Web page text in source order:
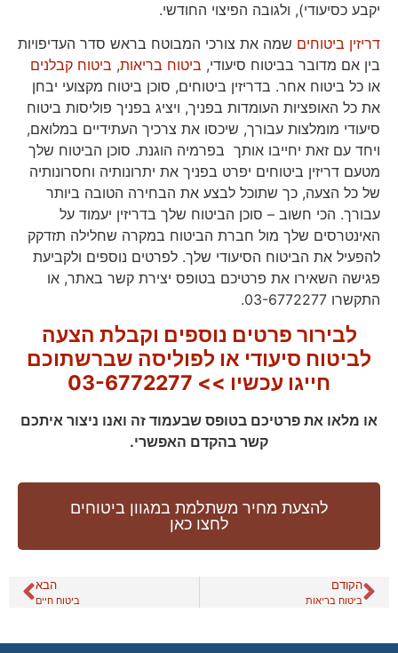
יקבע כסיעודי), ולגובה הפיצוי החודשי.
דריזין ביטוחים שמה את צורכי המבוטח בראש סדר העדיפויות
בין אם מדובר בביטוח סיעודי, ביטוח בריאות, ביטוח קבלנים
או כל ביטוח אחר. בדריזין ביטוחים, סוכן ביטוח מקצועי יבחן
את כל האופציות העומדות בפניך, ויציג בפניך פוליסות ביטוח
סיעודי מומלצות עבורך, שיכסו את צרכיך העתידיים במלואם,
ויחד עם זאת יחייבו אותך בפרמיה הוגנת. סוכן הביטוח שלך
מטעם דריזין ביטוחים יפרט בפניך את יתרונותיה וחסרונותיה
של כל הצעה, כך שתוכל לבצע את הבחירה הטובה ביותר
עבורך. הכי חשוב – סוכן הביטוח שלך בדריזין יעמוד על
האינטרסים שלך מול חברת הביטוח במקרה שחלילה תזדקק
להפעיל את הביטוח הסיעודי שלך. לפרטים נוספים ולקביעת
פגישה השאירו את פרטיכם בטופס יצירת קשר באתר, או
התקשרו 03-6772277.
לבירור פרטים נוספים וקבלת הצעה
לביטוח סיעודי או לפוליסה שברשתוכם
חייגו עכשיו >> 03-6772277
או מלאו את פרטיכם בטופס שבעמוד זה ואנו ניצור איתכם
קשר בהקדם האפשרי.
להצעת מחיר משתלמת במגוון ביטוחים
לחצו כאן
הקודם
ביטוח בריאות
הבא
ביטוח חיים